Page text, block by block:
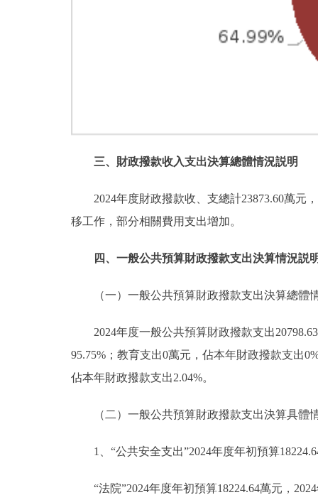
三、財政撥款收入支出決算總體情況説明
2024年度財政撥款收、支總計23873.60萬元
移工作，部分相關費用支出增加。
四、一般公共預算財政撥款支出決算情況説
（一）一般公共預算財政撥款支出決算總體
2024年度一般公共預算財政撥款支出
95.75%；教育支出0萬元，佔本年財政撥款支出
佔本年財政撥款支出2.04%。
（二）一般公共預算財政撥款支出決算具體
1、“公共安全支出”2024年度年初預算
“法院”2024年度年初預算18224.64萬元，